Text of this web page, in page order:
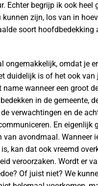
Echter begrijp ik ook heel
kunnen zijn, los van in
soort hoofdbedekking
ongemakkelijk, omdat je
duidelijk is of het ook van
wanneer een groot
in de gemeente,
verwachtingen en de
En eigenlijk
van avondmaal. Wanneer
kan dat ook vreemd
veroorzaken. Wordt er
Of juist niet? We